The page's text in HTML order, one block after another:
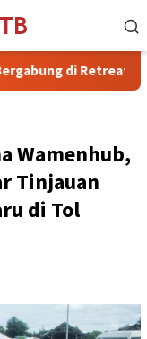
Magelang
Wamenhub,
Tinjauan
di Tol